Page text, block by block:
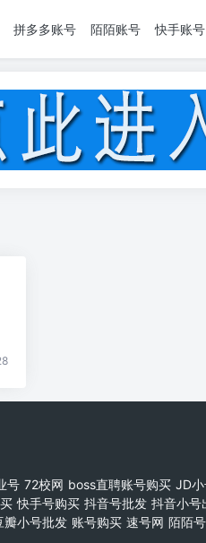
拼多多账号 陌陌账号 快手账号
号 72校网 boss直聘账号购买 JD
快手号购买 抖音号批发 抖音小号
瓣小号批发 账号购买 速号网 陌陌